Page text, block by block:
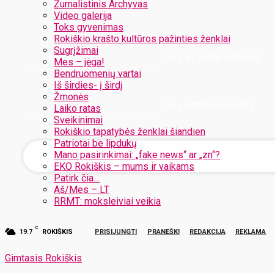
Žurnalistinis Archyvas
Video galerija
Toks gyvenimas
Rokiškio krašto kultūros pažinties ženklai
Sugrįžimai
Mes – jėga!
Bendruomenių vartai
Iš širdies- į širdį
Žmonės
Laiko ratas
Sveikinimai
Rokiškio tapatybės ženklai šiandien
Patriotai be lipdukų
Mano pasirinkimai: „fake news“ ar „zn“?
EKO Rokiškis – mums ir vaikams
Patirk čia…
Aš/Mes – LT
RRMT: moksleiviai veikia
19.7
C
ROKIŠKIS PRISIJUNGTI PRANEŠK! REDAKCIJA REKLAMA
Gimtasis Rokiškis